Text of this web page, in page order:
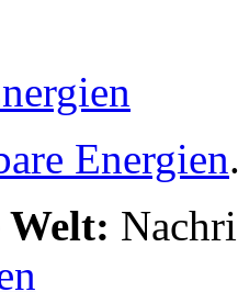
Energien
Welt: